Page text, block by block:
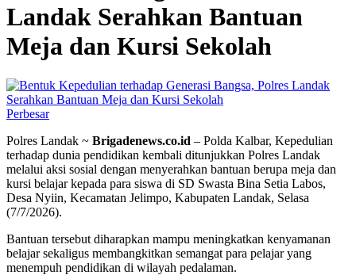
Landak Serahkan Bantuan
Meja dan Kursi Sekolah
Perbesar
Polres Landak ~ Brigadenews.co.id – Polda Kalbar, Kepedulian
terhadap dunia pendidikan kembali ditunjukkan Polres Landak
melalui aksi sosial dengan menyerahkan bantuan berupa meja dan
kursi belajar kepada para siswa di SD Swasta Bina Setia Labos,
Desa Nyiin, Kecamatan Jelimpo, Kabupaten Landak, Selasa
(7/7/2026).
Bantuan tersebut diharapkan mampu meningkatkan kenyamanan
belajar sekaligus membangkitkan semangat para pelajar yang
menempuh pendidikan di wilayah pedalaman.